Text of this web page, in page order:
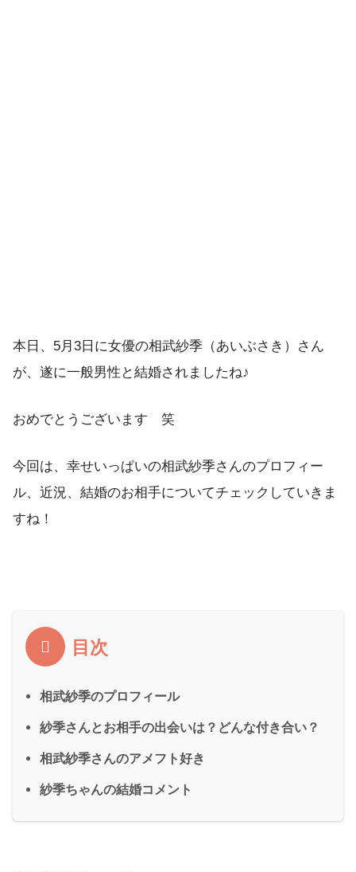
本日、5月3日に女優の相武紗季（あいぶさき）さん
が、遂に一般男性と結婚されましたね♪
おめでとうございます 笑
今回は、幸せいっぱいの相武紗季さんのプロフィー
ル、近況、結婚のお相手についてチェックしていきま
すね！
目次
相武紗季のプロフィール
紗季さんとお相手の出会いは？どんな付き合い？
相武紗季さんのアメフト好き
紗季ちゃんの結婚コメント